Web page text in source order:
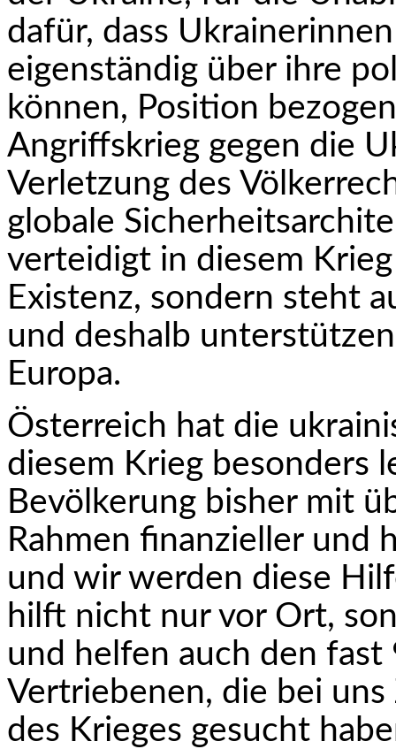
dafür, dass
eigenständig über ihre
können, Position
Angriffskrieg gegen die
Verletzung des
globale
verteidigt in diesem
Existenz, sondern steht
und deshalb
Europa.
Österreich hat die
diesem Krieg besonders
Bevölkerung bisher mit
Rahmen finanzieller
und wir werden diese
hilft nicht nur vor Ort,
und helfen auch den
Vertriebenen, die bei
des Krieges gesucht